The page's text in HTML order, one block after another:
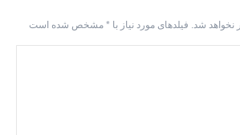
شد. فیلدهای مورد نیاز با * مشخص شده است